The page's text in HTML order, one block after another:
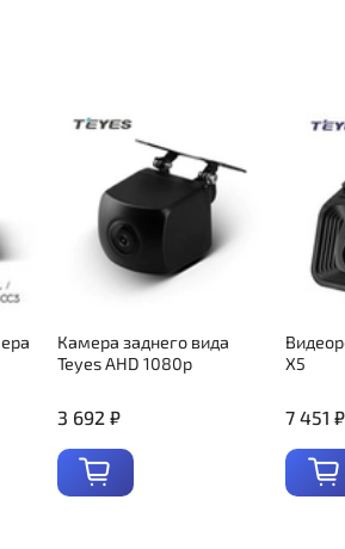
Камера заднего вида
Teyes AHD 1080p
3 692 ₽
X5
7 451 ₽